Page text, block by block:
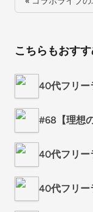
こちらもおす
40代フリー
#68【理想
40代フリー
40代フリー